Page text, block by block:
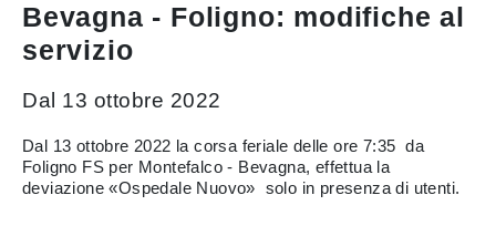
Bevagna - Foligno: modifiche al
servizio
Dal 13 ottobre 2022
Dal 13 ottobre 2022 la corsa feriale delle ore 7:35 da
Foligno FS per Montefalco - Bevagna, effettua la
deviazione «Ospedale Nuovo» solo in presenza di utenti.